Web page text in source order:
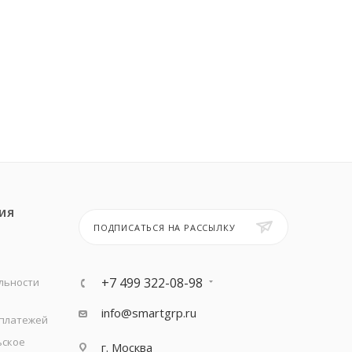
ПОДПИСАТЬСЯ НА РАССЫЛКУ
+7 499 322-08-98
info@smartgrp.ru
г. Москва